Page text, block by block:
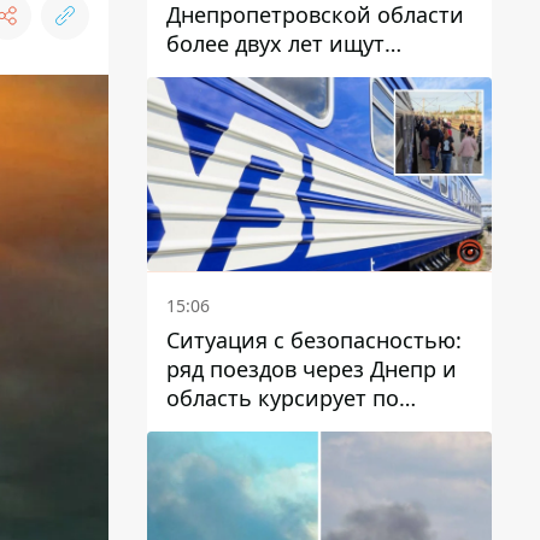
Днепропетровской области
более двух лет ищут
пропавшую женщину
15:06
Ситуация с безопасностью:
ряд поездов через Днепр и
область курсирует по
измененному маршруту, а
часть пути заменили
автобусами и электричками